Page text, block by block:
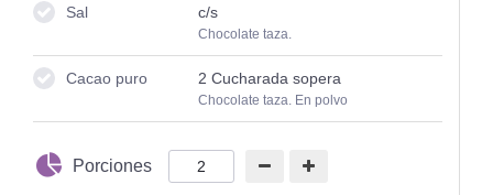
Sal c/s
Chocolate taza.
Cacao puro 2 Cucharada sopera
Chocolate taza. En polvo
Porciones